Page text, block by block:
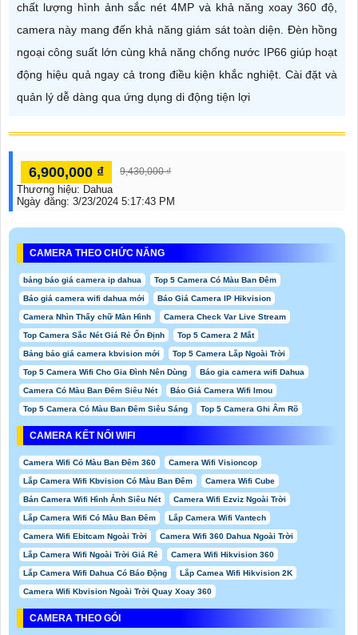
chất lượng hình ảnh sắc nét 4MP và khả năng xoay 360 độ,
camera này mang đến khả năng giám sát toàn diện. Đèn hồng
ngoại công suất lớn cùng khả năng chống nước IP66 giúp hoạt
động hiệu quả ngay cả trong điều kiện khắc nghiệt. Cài đặt và
quản lý dễ dàng qua ứng dụng di động tiện lợi
6,900,000 ₫ 9,430,000 ₫
Thương hiệu: Dahua
Ngày đăng: 3/23/2024 5:17:43 PM
CAMERA THEO CHỨC NĂNG
bảng báo giá camera ip dahua Top 5 Camera Có Màu Ban Đêm
Báo giá camera wifi dahua mới Báo Giá Camera IP Hikvision
Camera Nhìn Thấy chữ Màn Hình Camera Check Var Live Stream
Top Camera Sắc Nét Giá Rẻ Ổn Định Top 5 Camera 2 Mắt
Bảng báo giá camera kbvision mới Top 5 Camera Lắp Ngoài Trời
Top 5 Camera Wifi Cho Gia Đình Nên Dùng Báo gia camera wifi Dahua
Camera Có Màu Ban Đêm Siêu Nét Báo Giá Camera Wifi Imou
Top 5 Camera Có Màu Ban Đêm Siêu Sáng Top 5 Camera Ghi Âm Rõ
CAMERA KẾT NỐI WIFI
Camera Wifi Có Màu Ban Đêm 360 Camera Wifi Visioncop
Lắp Camera Wifi Kbvision Có Màu Ban Đêm Camera Wifi Cube
Bán Camera Wifi Hình Ảnh Siêu Nét Camera Wifi Ezviz Ngoài Trời
Lắp Camera Wifi Có Màu Ban Đêm Lắp Camera Wifi Vantech
Camera Wifi Ebitcam Ngoài Trời Camera Wifi 360 Dahua Ngoài Trời
Lắp Camera Wifi Ngoài Trời Giá Rẻ Camera Wifi Hikvision 360
Lắp Camera Wifi Dahua Có Báo Động Lắp Camea Wifi Hikvision 2K
Camera Wifi Kbvision Ngoài Trời Quay Xoay 360
CAMERA THEO GÓI